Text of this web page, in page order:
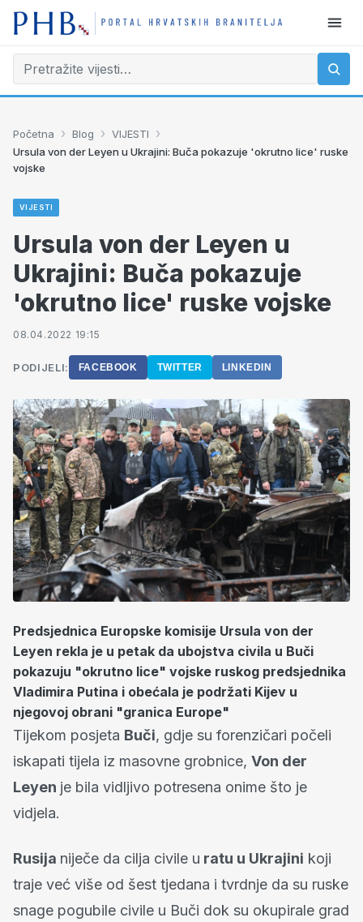
Početna › Blog › VIJESTI ›
Ursula von der Leyen u Ukrajini: Buča pokazuje 'okrutno lice' ruske
vojske
VIJESTI
Ursula von der Leyen u
Ukrajini: Buča pokazuje
'okrutno lice' ruske vojske
08.04.2022 19:15
PODIJELI: FACEBOOK TWITTER LINKEDIN
Predsjednica Europske komisije Ursula von der
Leyen rekla je u petak da ubojstva civila u Buči
pokazuju "okrutno lice" vojske ruskog predsjednika
Vladimira Putina i obećala je podržati Kijev u
njegovoj obrani "granica Europe"
Tijekom posjeta Buči, gdje su forenzičari počeli
iskapati tijela iz masovne grobnice, Von der
Leyen je bila vidljivo potresena onime što je
vidjela.
Rusija niječe da cilja civile u ratu u Ukrajini koji
traje već više od šest tjedana i tvrdnje da su ruske
snage pogubile civile u Buči dok su okupirale grad